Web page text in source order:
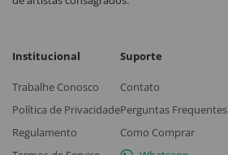
Institucional
Trabalhe Conosco
Política de Privacidade
Regulamento
Suporte
Contato
Perguntas Frequentes
Como Comprar